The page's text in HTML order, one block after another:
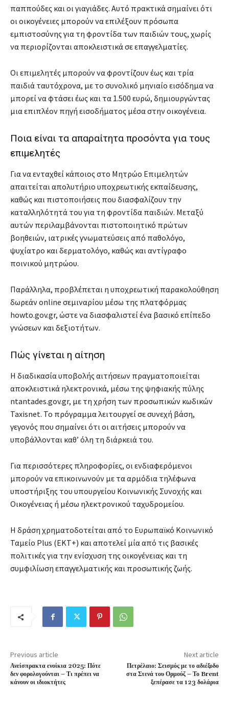
παππούδες και οι γιαγιάδες. Αυτό πρακτικά σημαίνει ότι
οι οικογένειες μπορούν να επιλέξουν πρόσωπα
εμπιστοσύνης για τη φροντίδα των παιδιών τους, χωρίς
να περιορίζονται αποκλειστικά σε επαγγελματίες.
Οι επιμελητές μπορούν να φροντίζουν έως και τρία
παιδιά ταυτόχρονα, με το συνολικό μηνιαίο εισόδημα να
μπορεί να φτάσει έως και τα 1.500 ευρώ, δημιουργώντας
μια επιπλέον πηγή εισοδήματος μέσα στην οικογένεια.
Ποια είναι τα απαραίτητα προσόντα για τους
επιμελητές
Για να ενταχθεί κάποιος στο Μητρώο Επιμελητών
απαιτείται απολυτήριο υποχρεωτικής εκπαίδευσης,
καθώς και πιστοποιήσεις που διασφαλίζουν την
καταλληλότητά του για τη φροντίδα παιδιών. Μεταξύ
αυτών περιλαμβάνονται πιστοποιητικό πρώτων
βοηθειών, ιατρικές γνωματεύσεις από παθολόγο,
ψυχίατρο και δερματολόγο, καθώς και αντίγραφο
ποινικού μητρώου.
Παράλληλα, προβλέπεται η υποχρεωτική παρακολούθηση
δωρεάν online σεμιναρίου μέσω της πλατφόρμας
howto.gov.gr, ώστε να διασφαλιστεί ένα βασικό επίπεδο
γνώσεων και δεξιοτήτων.
Πώς γίνεται η αίτηση
Η διαδικασία υποβολής αιτήσεων πραγματοποιείται
αποκλειστικά ηλεκτρονικά, μέσω της ψηφιακής πύλης
ntantades.gov.gr, με τη χρήση των προσωπικών κωδικών
Taxisnet. Το πρόγραμμα λειτουργεί σε συνεχή βάση,
γεγονός που σημαίνει ότι οι αιτήσεις μπορούν να
υποβάλλονται καθ’ όλη τη διάρκειά του.
Για περισσότερες πληροφορίες, οι ενδιαφερόμενοι
μπορούν να επικοινωνούν με τα αρμόδια τηλέφωνα
υποστήριξης του υπουργείου Κοινωνικής Συνοχής και
Οικογένειας ή μέσω ηλεκτρονικού ταχυδρομείου.
Η δράση χρηματοδοτείται από το Ευρωπαϊκό Κοινωνικό
Ταμείο Plus (ΕΚΤ+) και αποτελεί μία από τις βασικές
πολιτικές για την ενίσχυση της οικογένειας και τη
συμφιλίωση επαγγελματικής και προσωπικής ζωής.
Previous article
Ανείσπρακτα ενοίκια 2025: Πότε
δεν φορολογούνται – Τι πρέπει να
κάνουν οι ιδιοκτήτες
Next article
Πετρέλαιο: Σεισμός με το αδιέξοδο
στα Στενά του Ορμούζ – Το Brent
ξεπέρασε τα 123 δολάρια